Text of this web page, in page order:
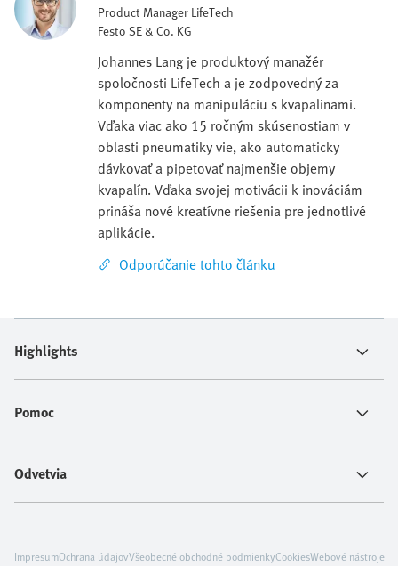
Product Manager LifeTech
Festo SE & Co. KG
Johannes Lang je produktový manažér
spoločnosti LifeTech a je zodpovedný za
komponenty na manipuláciu s kvapalinami.
Vďaka viac ako 15 ročným skúsenostiam v
oblasti pneumatiky vie, ako automaticky
dávkovať a pipetovať najmenšie objemy
kvapalín. Vďaka svojej motivácii k inováciám
prináša nové kreatívne riešenia pre jednotlivé
aplikácie.
Odporúčanie tohto článku
Highlights
Pomoc
Odvetvia
ImpresumOchrana údajovVšeobecné obchodné podmienkyCookiesWebové nástroje